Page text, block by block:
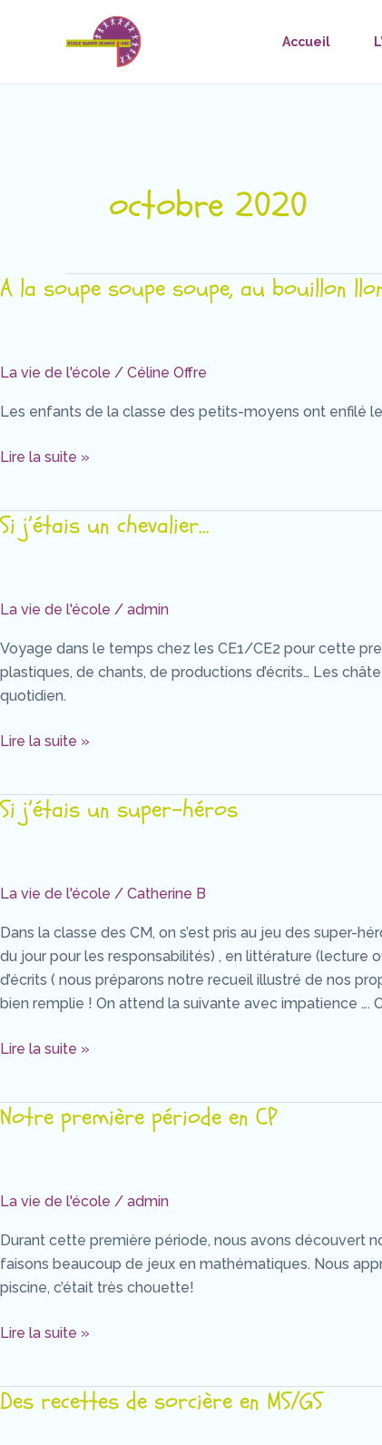
Accueil
octobre 2020
A la soupe soupe soupe, au bouillon
La vie de l'école / Céline Offre
Les enfants de la classe des petits-moyens ont enfilé
A
soupe,
au
llon
Lire la suite »
Si j’étais un chevalier…
La vie de l'école / admin
Voyage dans le temps chez les CE1/CE2 pour cette
plastiques, de chants, de productions d’écrits… Les
quotidien.
Si
j’étais
Lire la suite »
Si j’étais un super-héros
La vie de l'école / Catherine B
Dans la classe des CM, on s’est pris au jeu des super-
du jour pour les responsabilités) , en littérature (lecture
d’écrits ( nous préparons notre recueil illustré de nos
bien remplie ! On attend la suivante avec impatience ….
Si
j’étais
héros
Lire la suite »
Notre première période en CP
La vie de l'école / admin
Durant cette première période, nous avons découvert
faisons beaucoup de jeux en mathématiques. Nous
piscine, c’était très chouette!
Notre
CP
Lire la suite »
Des recettes de sorcière en MS/GS
Des